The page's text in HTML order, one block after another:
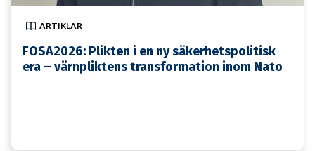
ARTIKLAR
FOSA2026: Plikten i en ny säkerhetspolitisk
era – värnpliktens transformation inom Nato